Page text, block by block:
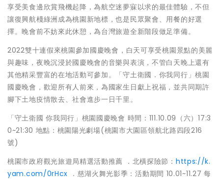
享受美食邊欣賞飛機起降，為航空迷夢寐以求的最佳體驗，不但
讓復興航棧綠洲成為桃園新地標，也是民眾聚會、用餐的好選
擇。晚會前不妨來此休憩，為台灣旅遊全新階段做足準備。
2022雙十連假來桃園參加國慶晚會，白天可享受桃園景點的美麗
與趣味，夜晚沉浸於國慶晚會的音樂與表演，不管白天晚上還有
其他精采豐富的在地活動可參加。「守土衛國．你我同行」桃園
國慶晚會，歡迎所有人前來，為國家生日獻上祝福，並共同期許
腳下土地疫情散去、社會進步一日千里。
「守土衛國 你我同行」桃園國慶晚會 時間：111.10.09（六）17:3
0~21:30 地點：桃園陽光劇場(桃園市大園區領航北路四段216
號)
桃園市政府觀光旅遊局精選活動推薦 ．北橫探險節： https://k.
yam.com/0rHcx ．慈湖火舞光影季：活動期間 10.01~11.27 每